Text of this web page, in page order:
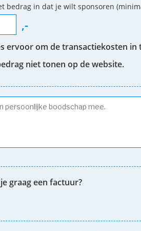
bedrag in dat je wilt sponsoren
,-
ervoor om de transactiekosten
niet tonen op de website.
graag een factuur?